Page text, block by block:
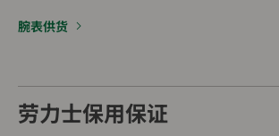
腕表供货
劳力士保用保证